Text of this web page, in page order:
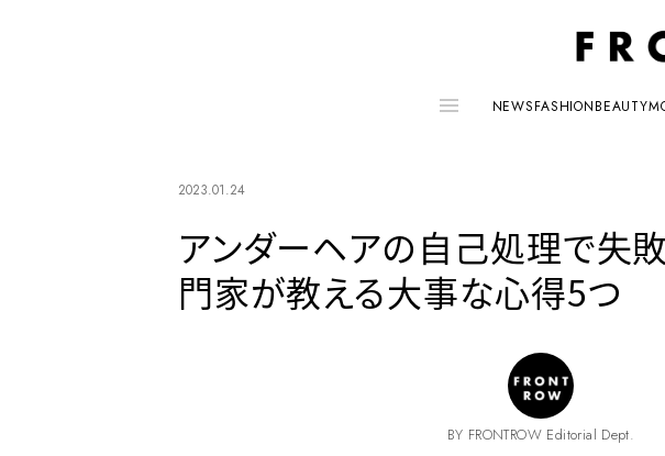
NEWSFASHIONBEAUTY
2023.01.24
アンダーヘアの自己処理で失
門家が教える大事な心得5つ
BY FRONTROW Editorial Dept.